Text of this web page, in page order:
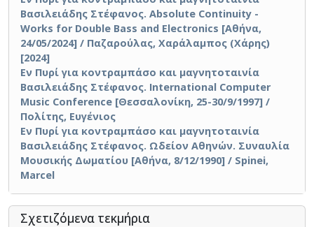
Βασιλειάδης Στέφανος. Absolute Continuity -
Works for Double Bass and Electronics [Αθήνα,
24/05/2024] / Παζαρούλας, Χαράλαμπος (Χάρης)
[2024]
Εν Πυρί για κοντραμπάσο και μαγνητοταινία
Βασιλειάδης Στέφανος. International Computer
Music Conference [Θεσσαλονίκη, 25-30/9/1997] /
Πολίτης, Ευγένιος
Εν Πυρί για κοντραμπάσο και μαγνητοταινία
Βασιλειάδης Στέφανος. Ωδείον Αθηνών. Συναυλία
Μουσικής Δωματίου [Αθήνα, 8/12/1990] / Spinei,
Marcel
Σχετιζόμενα τεκμήρια